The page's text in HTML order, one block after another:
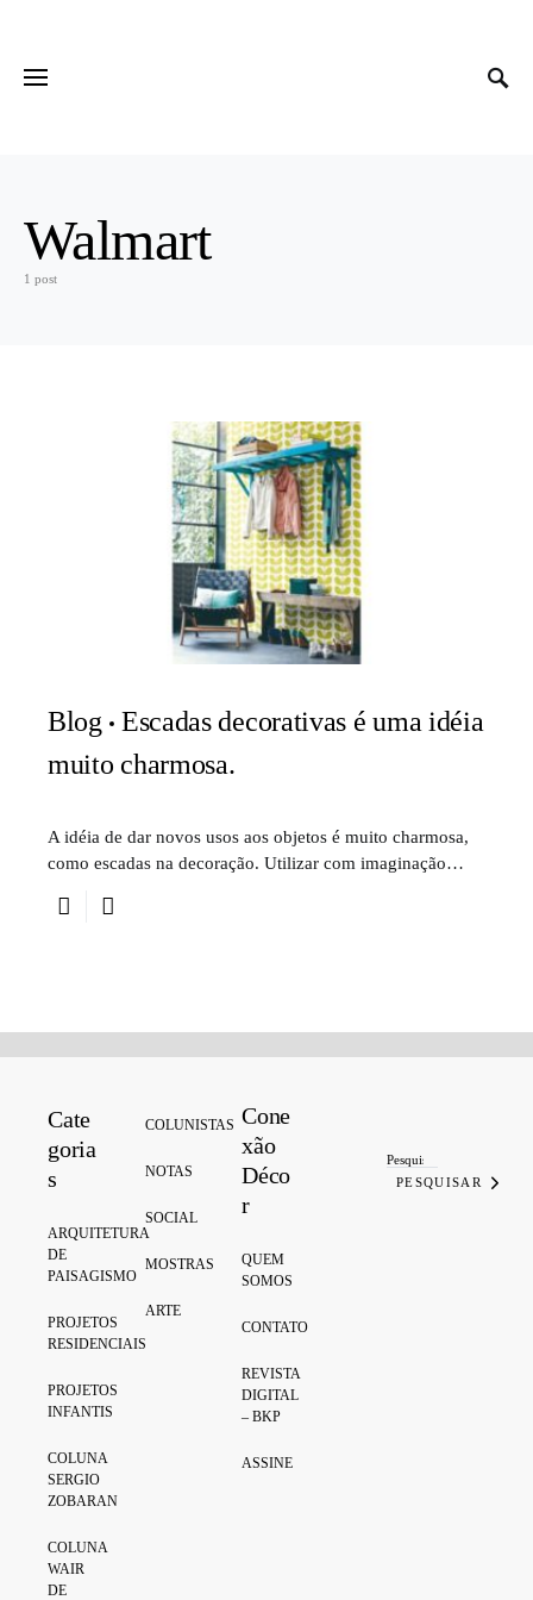
Walmart
1 post
Blog
Escadas decorativas é uma idéia
muito charmosa.
A idéia de dar novos usos aos objetos é muito charmosa,
como escadas na decoração. Utilizar com imaginação…
Cate
goria
s
ARQUITETURA
DE
PAISAGISMO
PROJETOS
RESIDENCIAIS
PROJETOS
INFANTIS
COLUNA
SERGIO
ZOBARAN
COLUNA
WAIR
DE
COLUNISTAS
NOTAS
SOCIAL
MOSTRAS
ARTE
Cone
xão
Déco
r
QUEM
SOMOS
CONTATO
REVISTA
DIGITAL
– BKP
ASSINE
PESQUISAR